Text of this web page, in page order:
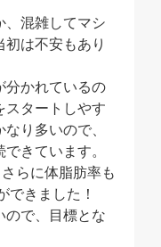
、混雑してマシ
は不安もあり
分かれているの
タートしやす
なり多いので、
きています。
らに体脂肪率も
できました！
ので、目標とな